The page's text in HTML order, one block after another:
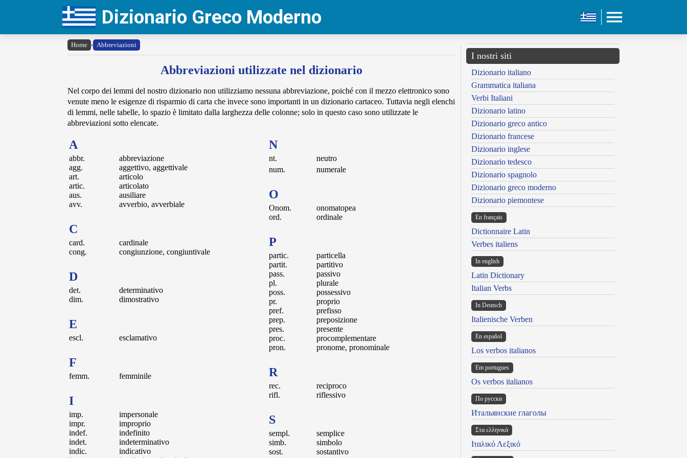
Dizionario Greco Moderno
Home › Abbreviazioni
Abbreviazioni utilizzate nel dizionario
Nel corpo dei lemmi del nostro dizionario non utilizziamo nessuna abbreviazione, poiché con il mezzo elettronico sono
venute meno le esigenze di risparmio di carta che invece sono importanti in un dizionario cartaceo. Tuttavia negli elenchi
di lemmi, nelle tabelle, lo spazio è limitato dalla larghezza delle colonne; solo in questo caso sono utilizzate le
abbreviazioni sotto elencate.
A
abbr.
agg.
art.
artic.
aus.
avv.
abbreviazione
aggettivo, aggettivale
articolo
articolato
ausiliare
avverbio, avverbiale
C
card.
cong.
cardinale
congiunzione, congiuntivale
D
det.
dim.
determinativo
dimostrativo
E
escl. esclamativo
F
femm. femminile
I
imp.
impr.
indef.
indet.
indic.
impersonale
improprio
indefinito
indeterminativo
indicativo
N
nt.
neutro
num.
numerale
O
Onom.
ord.
onomatopea
ordinale
P
partic.
partit.
pass.
pl.
poss.
pr.
pref.
prep.
pres.
proc.
pron.
particella
partitivo
passivo
plurale
possessivo
proprio
prefisso
preposizione
presente
procomplementare
pronome, pronominale
R
rec.
rifl.
reciproco
riflessivo
S
sempl.
simb.
sost.
semplice
simbolo
sostantivo
I nostri siti
Dizionario italiano
Grammatica italiana
Verbi Italiani
Dizionario latino
Dizionario greco antico
Dizionario francese
Dizionario inglese
Dizionario tedesco
Dizionario spagnolo
Dizionario greco moderno
Dizionario piemontese
En français
Dictionnaire Latin
Verbes italiens
In english
Latin Dictionary
Italian Verbs
In Deutsch
Italienische Verben
En español
Los verbos italianos
Em portugues
Os verbos italianos
По русски
Итальянские глаголы
Στα ελληνικά
Ιταλικό Λεξικό